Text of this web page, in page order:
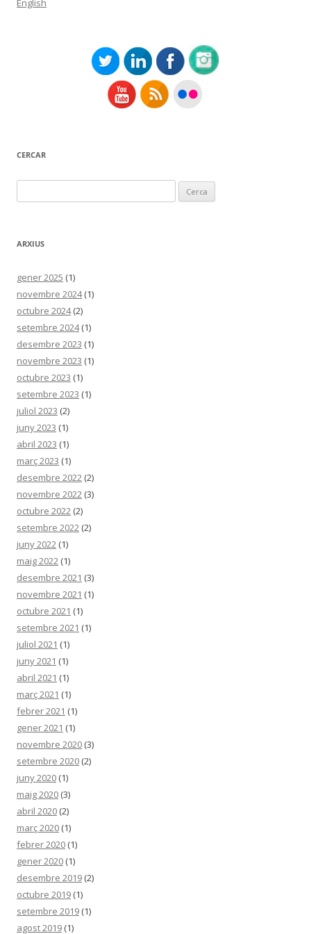
CERCAR
ARXIUS
gener 2025 (1)
novembre 2024(1)
octubre 2024(2)
setembre 2024(1)
desembre 2023 (1)
novembre 2023 (1)
octubre 2023 (1)
setembre 2023 (1)
juliol 2023 (2)
juny 2023 (1)
abril 2023 (1)
març 2023 (1)
desembre 2022 (2)
novembre 2022 (3)
octubre 2022 (2)
setembre 2022 (2)
juny 2022 (1)
maig 2022 (1)
desembre 2021 (3)
novembre 2021 (1)
octubre 2021 (1)
setembre 2021 (1)
juliol 2021 (1)
juny 2021 (1)
abril 2021 (1)
març 2021 (1)
febrer 2021 (1)
gener 2021 (1)
novembre 2020 (3)
setembre 2020 (2)
juny 2020 (1)
maig 2020 (3)
abril 2020 (2)
març 2020 (1)
febrer 2020 (1)
gener 2020 (1)
desembre 2019 (2)
octubre 2019 (1)
setembre 2019 (1)
agost 2019 (1)